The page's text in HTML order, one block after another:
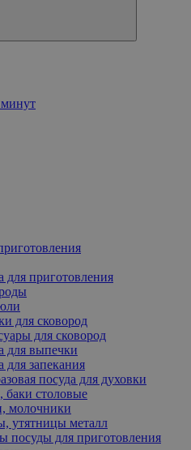
минут
для приготовления
для сковород
для сковород
для выпечки
для запекания
посуда для духовки
баки столовые
молочники
утятницы металл
посуды для приготовления